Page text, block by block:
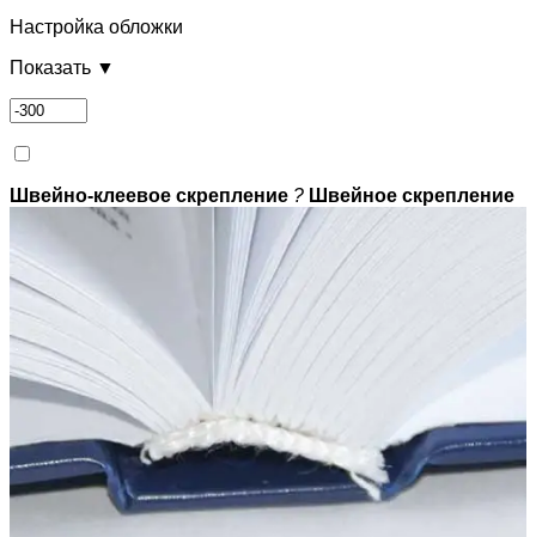
Настройка обложки
Показать ▼
Швейно-клеевое скрепление ? Швейное скрепление